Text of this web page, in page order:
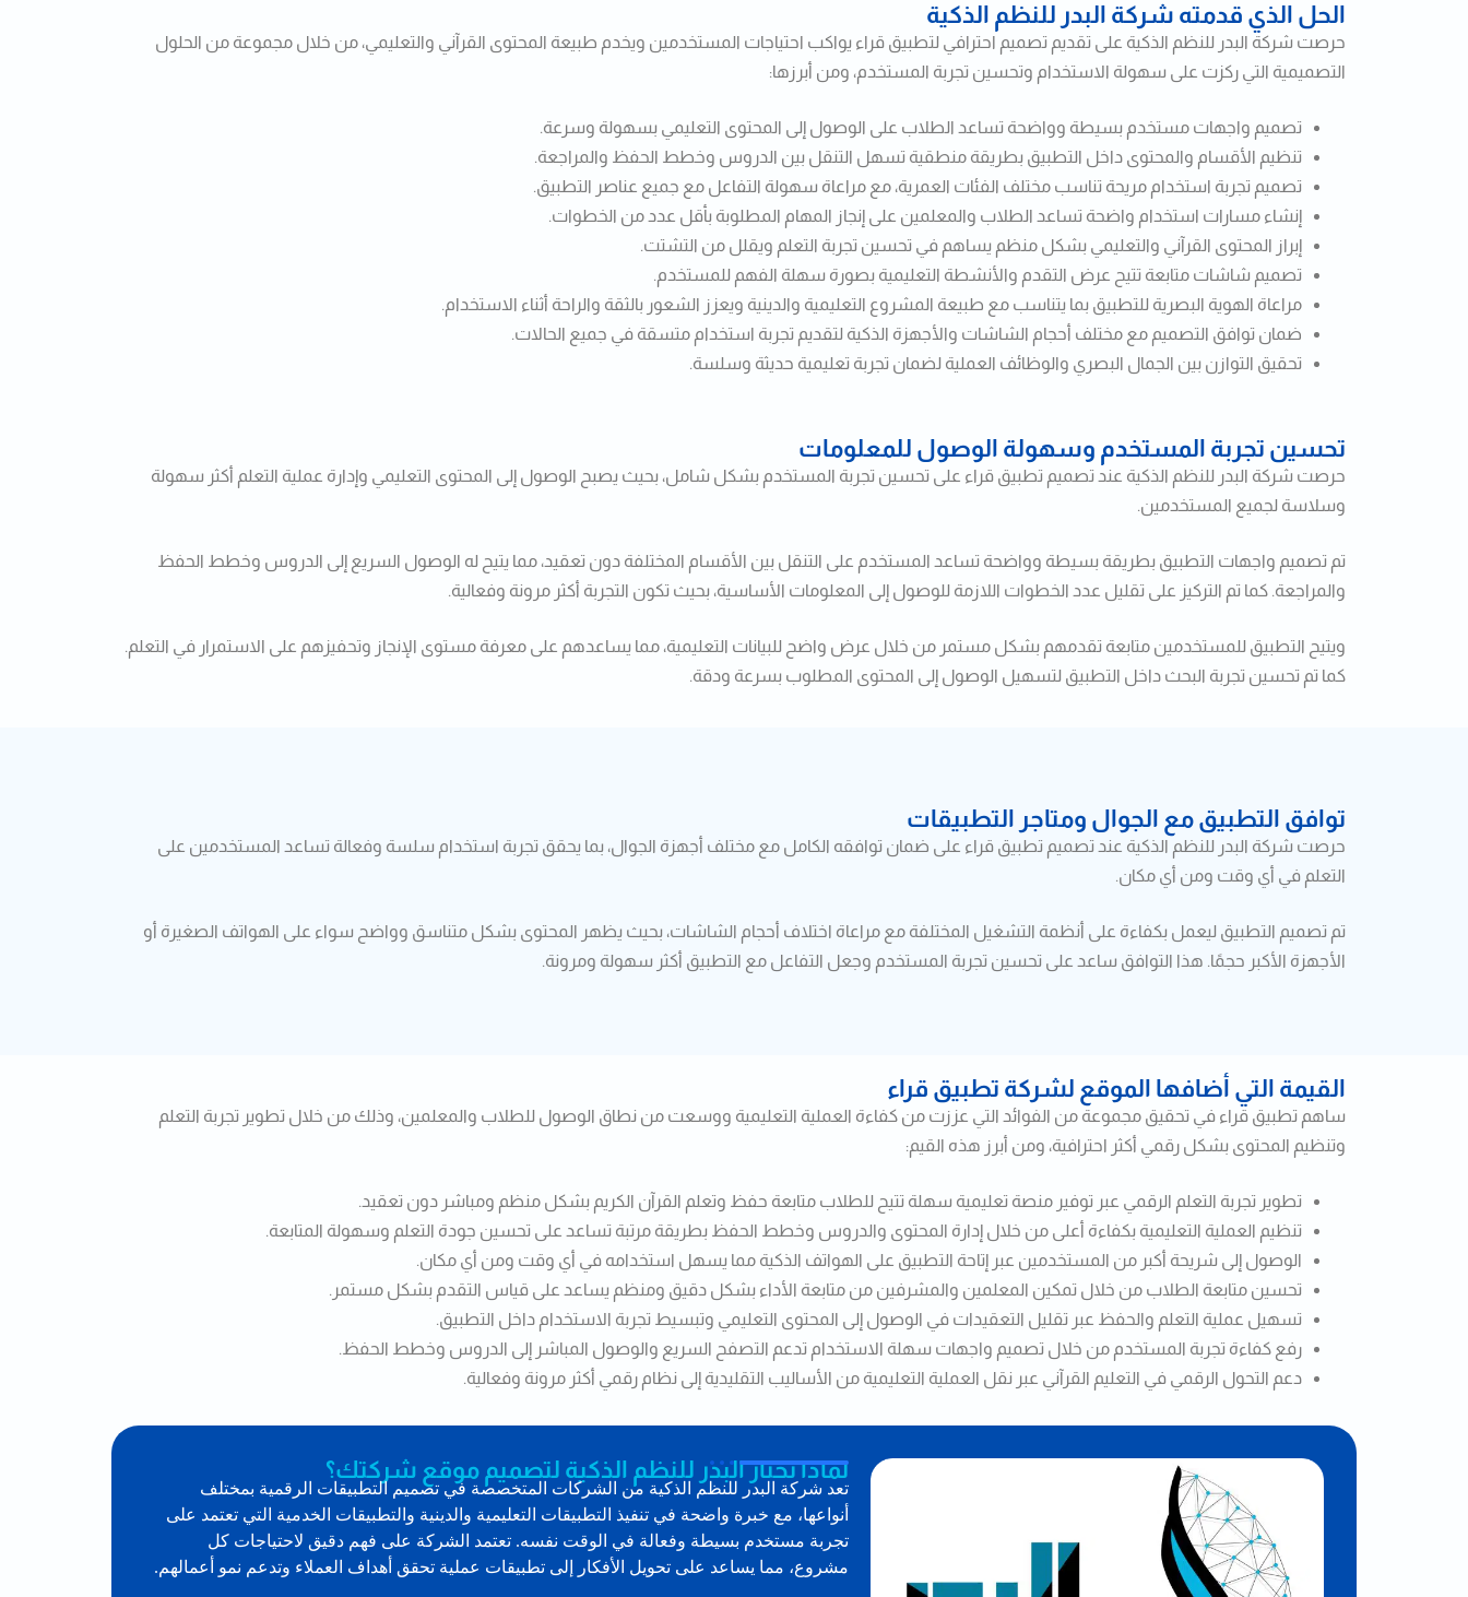
الحل الذي قدمته شركة البدر للنظم الذكية
حرصت شركة البدر للنظم الذكية على تقديم تصميم احترافي لتطبيق قراء يواكب احتياجات المستخدمين ويخدم طبيعة المحتوى القرآني والتعليمي، من خلال مجموعة من الحلول
التصميمية التي ركزت على سهولة الاستخدام وتحسين تجربة المستخدم، ومن أبرزها:
تصميم واجهات مستخدم بسيطة وواضحة تساعد الطلاب على الوصول إلى المحتوى التعليمي بسهولة وسرعة.
تنظيم الأقسام والمحتوى داخل التطبيق بطريقة منطقية تسهل التنقل بين الدروس وخطط الحفظ والمراجعة.
تصميم تجربة استخدام مريحة تناسب مختلف الفئات العمرية، مع مراعاة سهولة التفاعل مع جميع عناصر التطبيق.
إنشاء مسارات استخدام واضحة تساعد الطلاب والمعلمين على إنجاز المهام المطلوبة بأقل عدد من الخطوات.
إبراز المحتوى القرآني والتعليمي بشكل منظم يساهم في تحسين تجربة التعلم ويقلل من التشتت.
تصميم شاشات متابعة تتيح عرض التقدم والأنشطة التعليمية بصورة سهلة الفهم للمستخدم.
مراعاة الهوية البصرية للتطبيق بما يتناسب مع طبيعة المشروع التعليمية والدينية ويعزز الشعور بالثقة والراحة أثناء الاستخدام.
ضمان توافق التصميم مع مختلف أحجام الشاشات والأجهزة الذكية لتقديم تجربة استخدام متسقة في جميع الحالات.
تحقيق التوازن بين الجمال البصري والوظائف العملية لضمان تجربة تعليمية حديثة وسلسة.
تحسين تجربة المستخدم وسهولة الوصول للمعلومات
حرصت شركة البدر للنظم الذكية عند تصميم تطبيق قراء على تحسين تجربة المستخدم بشكل شامل، بحيث يصبح الوصول إلى المحتوى التعليمي وإدارة عملية التعلم أكثر سهولة
وسلاسة لجميع المستخدمين.
تم تصميم واجهات التطبيق بطريقة بسيطة وواضحة تساعد المستخدم على التنقل بين الأقسام المختلفة دون تعقيد، مما يتيح له الوصول السريع إلى الدروس وخطط الحفظ
والمراجعة. كما تم التركيز على تقليل عدد الخطوات اللازمة للوصول إلى المعلومات الأساسية، بحيث تكون التجربة أكثر مرونة وفعالية.
ويتيح التطبيق للمستخدمين متابعة تقدمهم بشكل مستمر من خلال عرض واضح للبيانات التعليمية، مما يساعدهم على معرفة مستوى الإنجاز وتحفيزهم على الاستمرار في التعلم.
كما تم تحسين تجربة البحث داخل التطبيق لتسهيل الوصول إلى المحتوى المطلوب بسرعة ودقة.
توافق التطبيق مع الجوال ومتاجر التطبيقات
حرصت شركة البدر للنظم الذكية عند تصميم تطبيق قراء على ضمان توافقه الكامل مع مختلف أجهزة الجوال، بما يحقق تجربة استخدام سلسة وفعالة تساعد المستخدمين على
التعلم في أي وقت ومن أي مكان.
تم تصميم التطبيق ليعمل بكفاءة على أنظمة التشغيل المختلفة مع مراعاة اختلاف أحجام الشاشات، بحيث يظهر المحتوى بشكل متناسق وواضح سواء على الهواتف الصغيرة أو
الأجهزة الأكبر حجمًا. هذا التوافق ساعد على تحسين تجربة المستخدم وجعل التفاعل مع التطبيق أكثر سهولة ومرونة.
القيمة التي أضافها الموقع لشركة تطبيق قراء
ساهم تطبيق قراء في تحقيق مجموعة من الفوائد التي عززت من كفاءة العملية التعليمية ووسعت من نطاق الوصول للطلاب والمعلمين، وذلك من خلال تطوير تجربة التعلم
وتنظيم المحتوى بشكل رقمي أكثر احترافية، ومن أبرز هذه القيم:
تطوير تجربة التعلم الرقمي عبر توفير منصة تعليمية سهلة تتيح للطلاب متابعة حفظ وتعلم القرآن الكريم بشكل منظم ومباشر دون تعقيد.
تنظيم العملية التعليمية بكفاءة أعلى من خلال إدارة المحتوى والدروس وخطط الحفظ بطريقة مرتبة تساعد على تحسين جودة التعلم وسهولة المتابعة.
الوصول إلى شريحة أكبر من المستخدمين عبر إتاحة التطبيق على الهواتف الذكية مما يسهل استخدامه في أي وقت ومن أي مكان.
تحسين متابعة الطلاب من خلال تمكين المعلمين والمشرفين من متابعة الأداء بشكل دقيق ومنظم يساعد على قياس التقدم بشكل مستمر.
تسهيل عملية التعلم والحفظ عبر تقليل التعقيدات في الوصول إلى المحتوى التعليمي وتبسيط تجربة الاستخدام داخل التطبيق.
رفع كفاءة تجربة المستخدم من خلال تصميم واجهات سهلة الاستخدام تدعم التصفح السريع والوصول المباشر إلى الدروس وخطط الحفظ.
دعم التحول الرقمي في التعليم القرآني عبر نقل العملية التعليمية من الأساليب التقليدية إلى نظام رقمي أكثر مرونة وفعالية.
لماذا تختار البدر للنظم الذكية لتصميم موقع شركتك؟
تعد شركة البدر للنظم الذكية من الشركات المتخصصة في تصميم التطبيقات الرقمية بمختلف
أنواعها، مع خبرة واضحة في تنفيذ التطبيقات التعليمية والدينية والتطبيقات الخدمية التي تعتمد على
تجربة مستخدم بسيطة وفعالة في الوقت نفسه. تعتمد الشركة على فهم دقيق لاحتياجات كل
مشروع، مما يساعد على تحويل الأفكار إلى تطبيقات عملية تحقق أهداف العملاء وتدعم نمو أعمالهم.